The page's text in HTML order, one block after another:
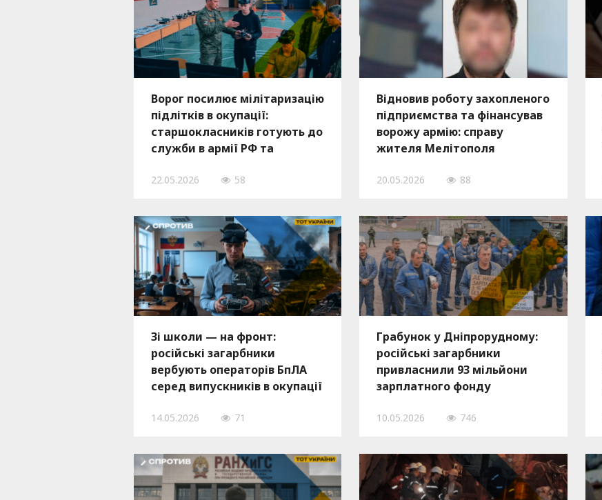
Ворог посилює мілітаризацію
підлітків в окупації:
старшокласників готують до
служби в армії РФ та
22.05.2026 58
Відновив роботу захопленого
підприємства та фінансував
ворожу армію: справу
жителя Мелітополя
20.05.2026 88
Зі школи — на фронт:
російські загарбники
вербують операторів БпЛА
серед випускників в окупації
14.05.2026 71
Грабунок у Дніпрорудному:
російські загарбники
привласнили 93 мільйони
зарплатного фонду
10.05.2026 746